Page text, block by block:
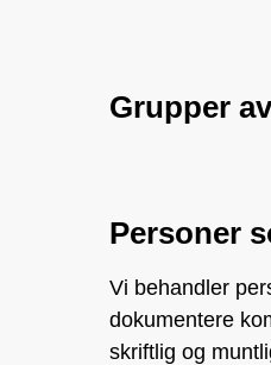
Grupper
Personer
Vi behandler
dokumentere
skriftlig og